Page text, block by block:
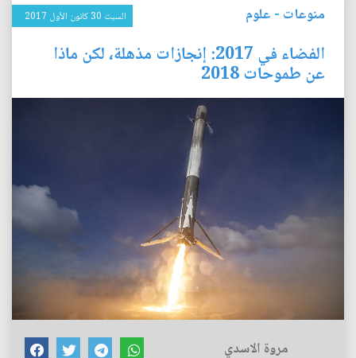
منوعات - علوم السبت 30 كانون الأول 2017
الفضاء في 2017: إنجازات مذهلة، لكن ماذا
عن طموحات 2018
مروة الاسدي